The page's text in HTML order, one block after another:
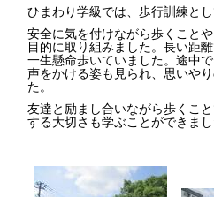
ひまわり学級では、歩行訓練とし
安全に気を付けながら歩くこと
目的に取り組みました。長い距
一生懸命歩いていました。途中
声をかける姿も見られ、思いや
た。
友達と励まし合いながら歩くこ
する大切さも学ぶことができまし